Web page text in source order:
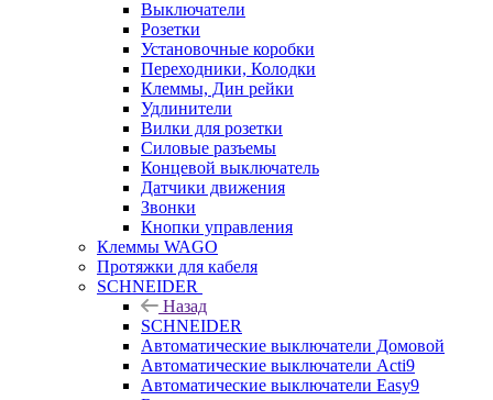
Выключатели
Розетки
Установочные коробки
Переходники, Колодки
Клеммы, Дин рейки
Удлинители
Вилки для розетки
Силовые разъемы
Концевой выключатель
Датчики движения
Звонки
Кнопки управления
Клеммы WAGO
Протяжки для кабеля
SCHNEIDER
Назад
SCHNEIDER
Автоматические выключатели Домовой
Автоматические выключатели Acti9
Автоматические выключатели Easy9